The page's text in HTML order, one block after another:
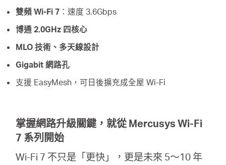
雙頻 Wi-Fi 7 ：速度 3.6Gbps
博通 2.0GHz 四核心
MLO 技術、多天線設計
Gigabit 網路孔
支援 EasyMesh，可日後擴充成全屋 Wi-Fi
掌握網路升級關鍵，就從 Mercusys Wi-Fi
7 系列開始
Wi-Fi 7 不只是「更快」，更是未來 5～10 年